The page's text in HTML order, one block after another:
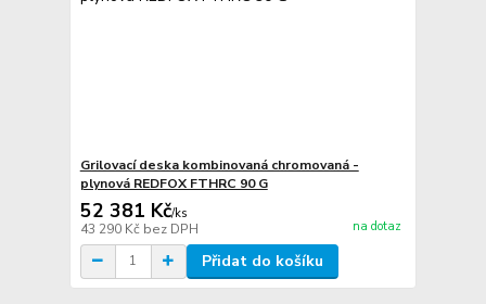
Grilovací deska kombinovaná chromovaná -
plynová REDFOX FTHRC 90 G
52 381 Kč/ks
43 290 Kč bez DPH na dotaz
Přidat do košíku